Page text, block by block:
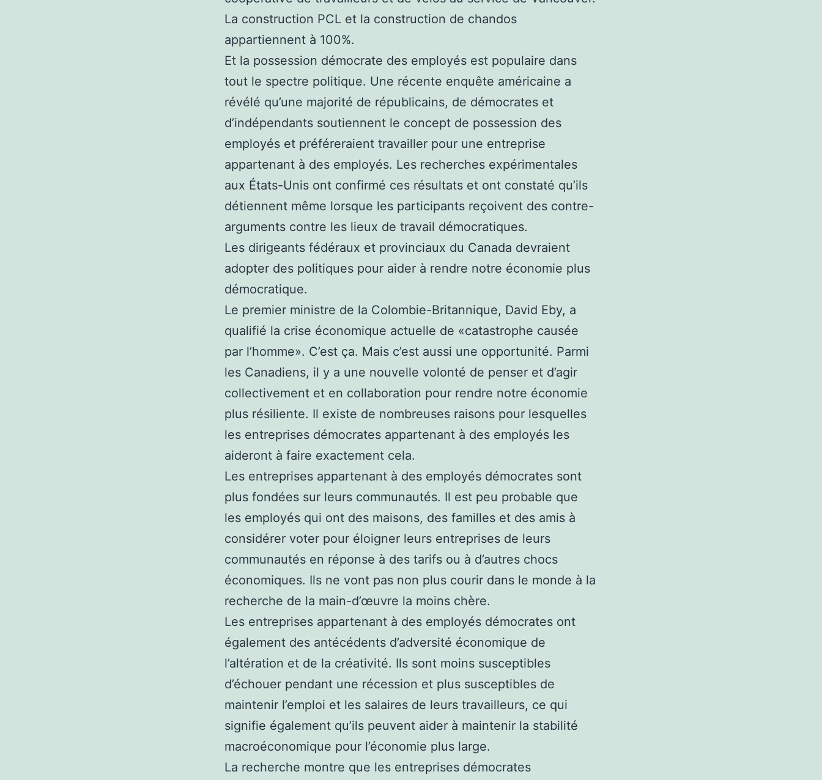
La construction PCL et la construction de chandos
appartiennent à 100%.
Et la possession démocrate des employés est populaire dans
tout le spectre politique. Une récente enquête américaine a
révélé qu’une majorité de républicains, de démocrates et
d’indépendants soutiennent le concept de possession des
employés et préféreraient travailler pour une entreprise
appartenant à des employés. Les recherches expérimentales
aux États-Unis ont confirmé ces résultats et ont constaté qu’ils
détiennent même lorsque les participants reçoivent des contre-
arguments contre les lieux de travail démocratiques.
Les dirigeants fédéraux et provinciaux du Canada devraient
adopter des politiques pour aider à rendre notre économie plus
démocratique.
Le premier ministre de la Colombie-Britannique, David Eby, a
qualifié la crise économique actuelle de «catastrophe causée
par l’homme». C’est ça. Mais c’est aussi une opportunité. Parmi
les Canadiens, il y a une nouvelle volonté de penser et d’agir
collectivement et en collaboration pour rendre notre économie
plus résiliente. Il existe de nombreuses raisons pour lesquelles
les entreprises démocrates appartenant à des employés les
aideront à faire exactement cela.
Les entreprises appartenant à des employés démocrates sont
plus fondées sur leurs communautés. Il est peu probable que
les employés qui ont des maisons, des familles et des amis à
considérer voter pour éloigner leurs entreprises de leurs
communautés en réponse à des tarifs ou à d’autres chocs
économiques. Ils ne vont pas non plus courir dans le monde à la
recherche de la main-d’œuvre la moins chère.
Les entreprises appartenant à des employés démocrates ont
également des antécédents d’adversité économique de
l’altération et de la créativité. Ils sont moins susceptibles
d’échouer pendant une récession et plus susceptibles de
maintenir l’emploi et les salaires de leurs travailleurs, ce qui
signifie également qu’ils peuvent aider à maintenir la stabilité
macroéconomique pour l’économie plus large.
La recherche montre que les entreprises démocrates